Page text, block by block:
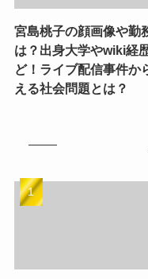
宮島桃子の顔画像や勤
は？出身大学やwiki経
ど！ライブ配信事件か
える社会問題とは？